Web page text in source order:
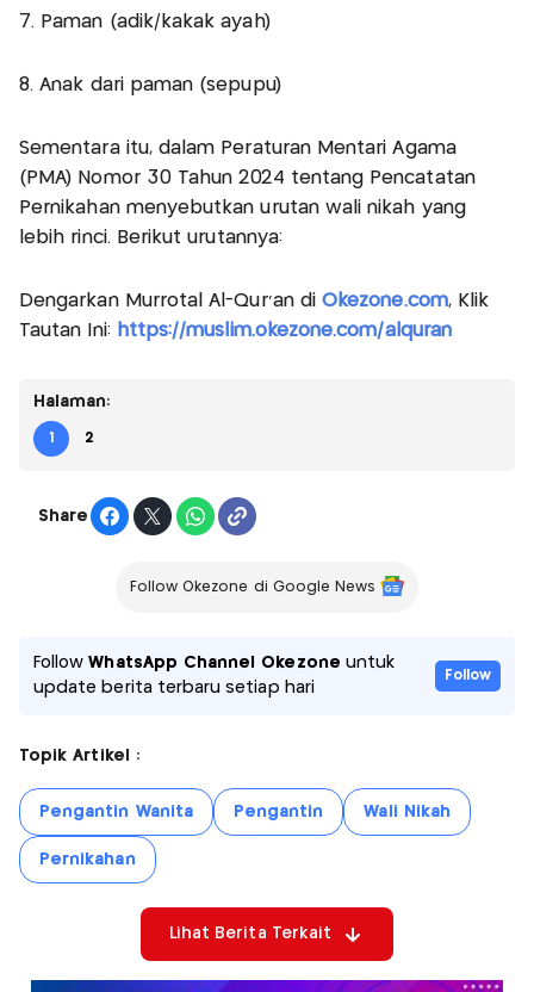
7. Paman (adik/kakak ayah)
8. Anak dari paman (sepupu)
Sementara itu, dalam Peraturan Mentari Agama
(PMA) Nomor 30 Tahun 2024 tentang Pencatatan
Pernikahan menyebutkan urutan wali nikah yang
lebih rinci. Berikut urutannya:
Dengarkan Murrotal Al-Qur'an diOkezone.com, Klik
Tautan Ini: https://muslim.okezone.com/alquran
Halaman:
1 2
Share
Follow Okezone di Google News
FollowWhatsApp Channel Okezone untuk
update berita terbaru setiap hari
Follow
Topik Artikel :
Pengantin Wanita Pengantin Wali Nikah
Pernikahan
Lihat Berita Terkait